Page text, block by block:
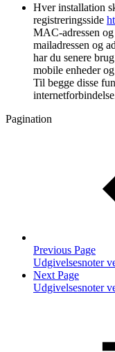
Hver installation
registreringsside
MAC-adressen
mailadressen og
har du senere
mobile enheder
Til begge disse
Pagination
Previous Page
Udgivelsesnoter
Next Page
Udgivelsesnoter